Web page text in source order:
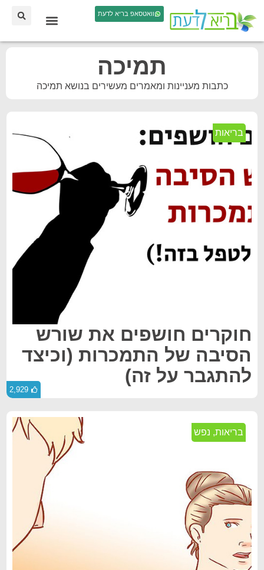
וואטסאפ בריא לדעת
תמיכה
כתבות מעניינות ומאמרים מעשירים בנושא תמיכה
בריאות
חוקרים חושפים את שורש
הסיבה של התמכרות (וכיצד
להתגבר על זה)
2,929
בריאות, נפש